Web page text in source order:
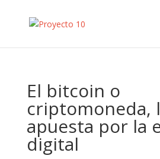
El bitcoin o
criptomoneda,
apuesta por la
digital